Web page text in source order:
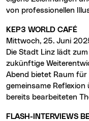
von professionellen
KEP3 WORLD CAFÉ
Mittwoch, 25. Juni
Die Stadt Linz lädt
zukünftige
Abend bietet Raum für
gemeinsame Reflexion
bereits bearbeiteten
FLASH-INTERVIEWS